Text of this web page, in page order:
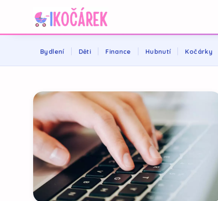
Bydlení Děti Finance Hubnutí Kočárky